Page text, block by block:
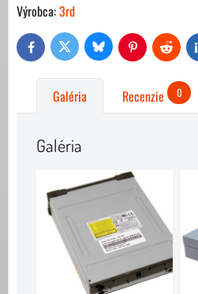
Výrobca:3rd
FacebookTwitter Bluesky PinterestReddit
Galéria Recenzie 0
Galéria